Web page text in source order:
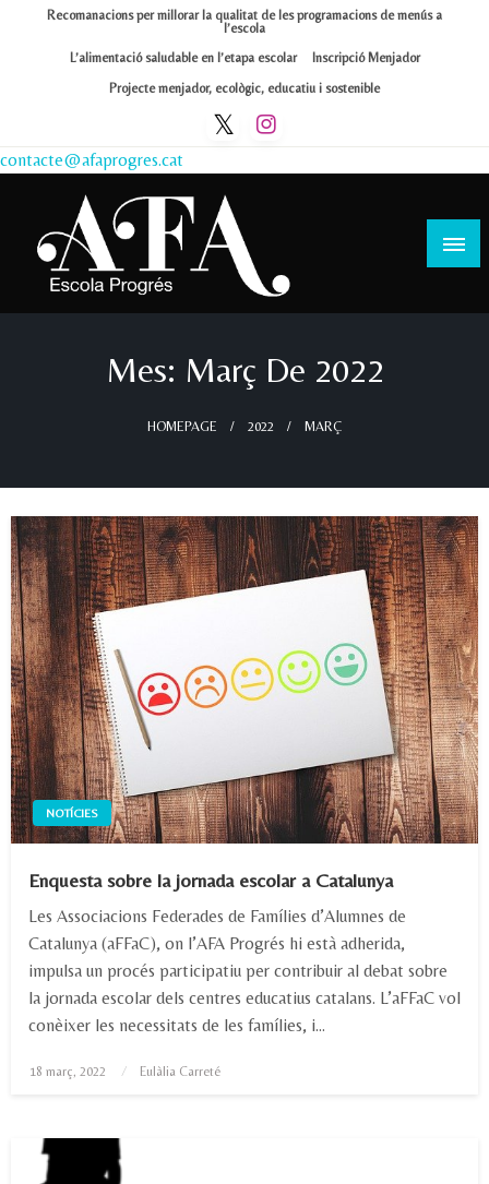
Recomanacions per millorar la qualitat de les programacions de menús a
l’escola
L’alimentació saludable en l’etapa escolar
Inscripció Menjador
Projecte menjador, ecològic, educatiu i sostenible
contacte@afaprogres.cat
Mes: Març De 2022
HOMEPAGE 2022 MARÇ
NOTÍCIES
Enquesta sobre la jornada escolar a Catalunya
Les Associacions Federades de Famílies d’Alumnes de
Catalunya (aFFaC), on l’AFA Progrés hi està adherida,
impulsa un procés participatiu per contribuir al debat sobre
la jornada escolar dels centres educatius catalans. L’aFFaC vol
conèixer les necessitats de les famílies, i…
Posted
18 març, 2022 Eulàlia Carreté